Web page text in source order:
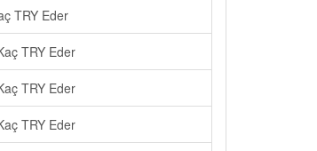
TRY Eder
TRY Eder
TRY Eder
TRY Eder